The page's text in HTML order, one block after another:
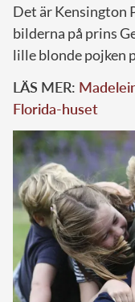
Det är Kensington
bilderna på prins
lille blonde pojken
LÄS MER:
Florida-huset